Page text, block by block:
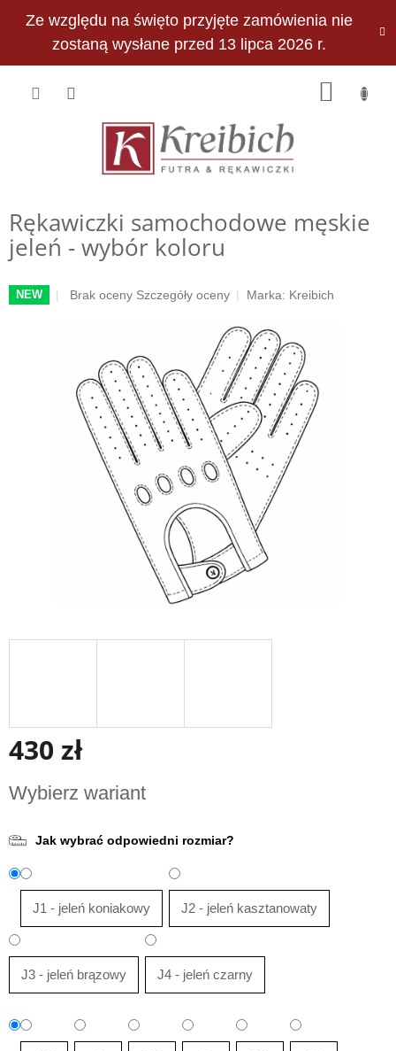
Ze względu na święto przyjęte zamówienia nie
zostaną wysłane przed 13 lipca 2026 r.
PLN
Rękawiczki samochodowe męskie
jeleń - wybór koloru
NEW
Średnia
na
gwiazdek.
Brak oceny Szczegóły oceny Marka: Kreibich
430 zł
jednostkowa:
Wybierz wariant
Jak wybrać odpowiedni rozmiar?
J1 - jeleń koniakowy J2 - jeleń kasztanowaty
J3 - jeleń brązowy J4 - jeleń czarny